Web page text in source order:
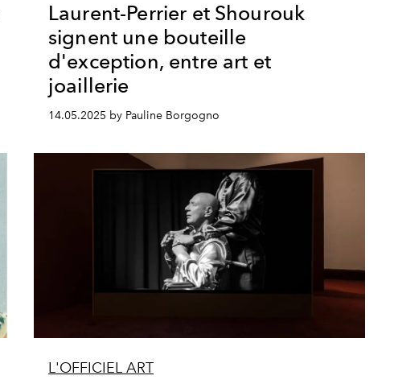
Laurent-Perrier et Shourouk
signent une bouteille
d'exception, entre art et
joaillerie
14.05.2025 by Pauline Borgogno
L'OFFICIEL ART